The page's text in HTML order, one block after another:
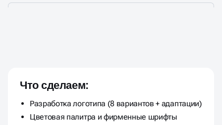
Что сделаем:
Разработка логотипа (8 вариантов + адаптации)
Цветовая палитра и фирменные шрифты